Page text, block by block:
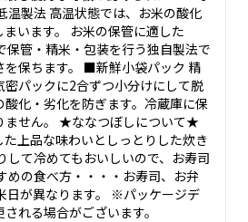
製法 高温状態では、お米の酸化
います。 お米の保管に適した
管・精米・包装を行う独自製法で
を保ちます。 ■新鮮小袋パック 精
パックに2合ずつ小分けにして脱
化・劣化を防ぎます。冷蔵庫に保
ません。 ★ななつぼしについて★
た上品な味わいとしっとりした炊き
して冷めてもおいしいので、お寿司
めの食べ方・・・・お寿司、お弁
日が異なります。 ※パッケージデ
れる場合がございます。